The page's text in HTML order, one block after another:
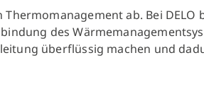
ab. Bei
des
überflüssig machen und